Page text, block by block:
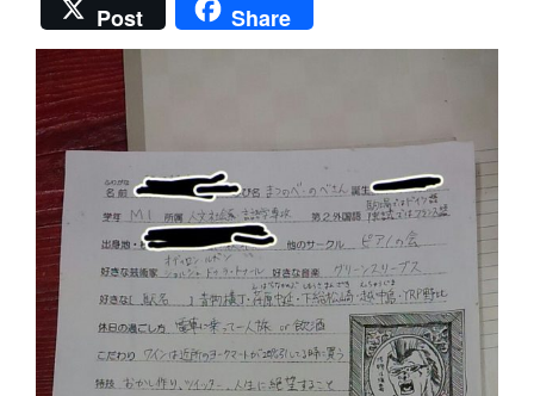
Post Share